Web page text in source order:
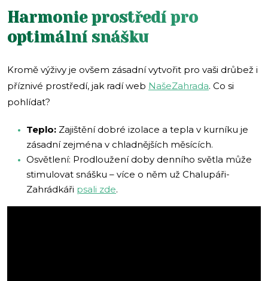
Harmonie prostředí pro
optimální snášku
Kromě výživy je ovšem zásadní vytvořit pro vaši drůbež i
příznivé prostředí, jak radí web NašeZahrada. Co si
pohlídat?
Teplo: Zajištění dobré izolace a tepla v kurníku je
zásadní zejména v chladnějších měsících.
Osvětlení: Prodloužení doby denního světla může
stimulovat snášku – více o něm už Chalupáři-
Zahrádkáři psali zde.